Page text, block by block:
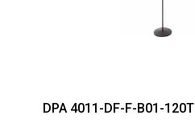
DPA 4011-DF-F-B01-120T